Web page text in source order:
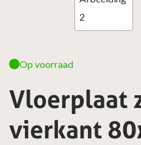
Vloerplaat
vierkant
Op voorraad